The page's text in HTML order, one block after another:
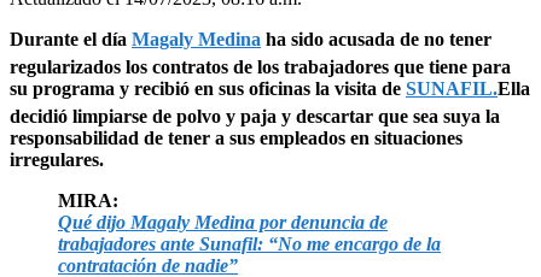
Durante el día Magaly Medina ha sido acusada de no tener
regularizados los contratos de los trabajadores que tiene para
su programa y recibió en sus oficinas la visita de SUNAFIL.Ella
decidió limpiarse de polvo y paja y descartar que sea suya la
responsabilidad de tener a sus empleados en situaciones
irregulares.
MIRA:
Qué dijo Magaly Medina por denuncia de
trabajadores ante Sunafil: “No me encargo de la
contratación de nadie”